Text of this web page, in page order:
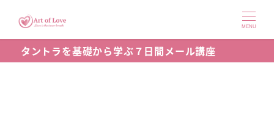
ン
コ
MENU
タントラを基礎から学ぶ７日間メール講座